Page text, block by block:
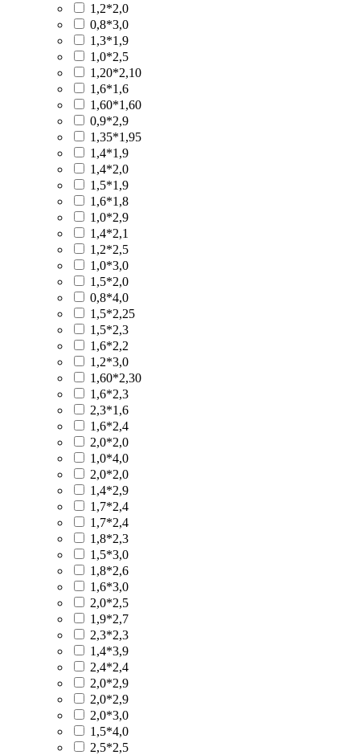
1,2*2,0
0,8*3,0
1,3*1,9
1,0*2,5
1,20*2,10
1,6*1,6
1,60*1,60
0,9*2,9
1,35*1,95
1,4*1,9
1,4*2,0
1,5*1,9
1,6*1,8
1,0*2,9
1,4*2,1
1,2*2,5
1,0*3,0
1,5*2,0
0,8*4,0
1,5*2,25
1,5*2,3
1,6*2,2
1,2*3,0
1,60*2,30
1,6*2,3
2,3*1,6
1,6*2,4
2,0*2,0
1,0*4,0
2,0*2,0
1,4*2,9
1,7*2,4
1,7*2,4
1,8*2,3
1,5*3,0
1,8*2,6
1,6*3,0
2,0*2,5
1,9*2,7
2,3*2,3
1,4*3,9
2,4*2,4
2,0*2,9
2,0*2,9
2,0*3,0
1,5*4,0
2,5*2,5